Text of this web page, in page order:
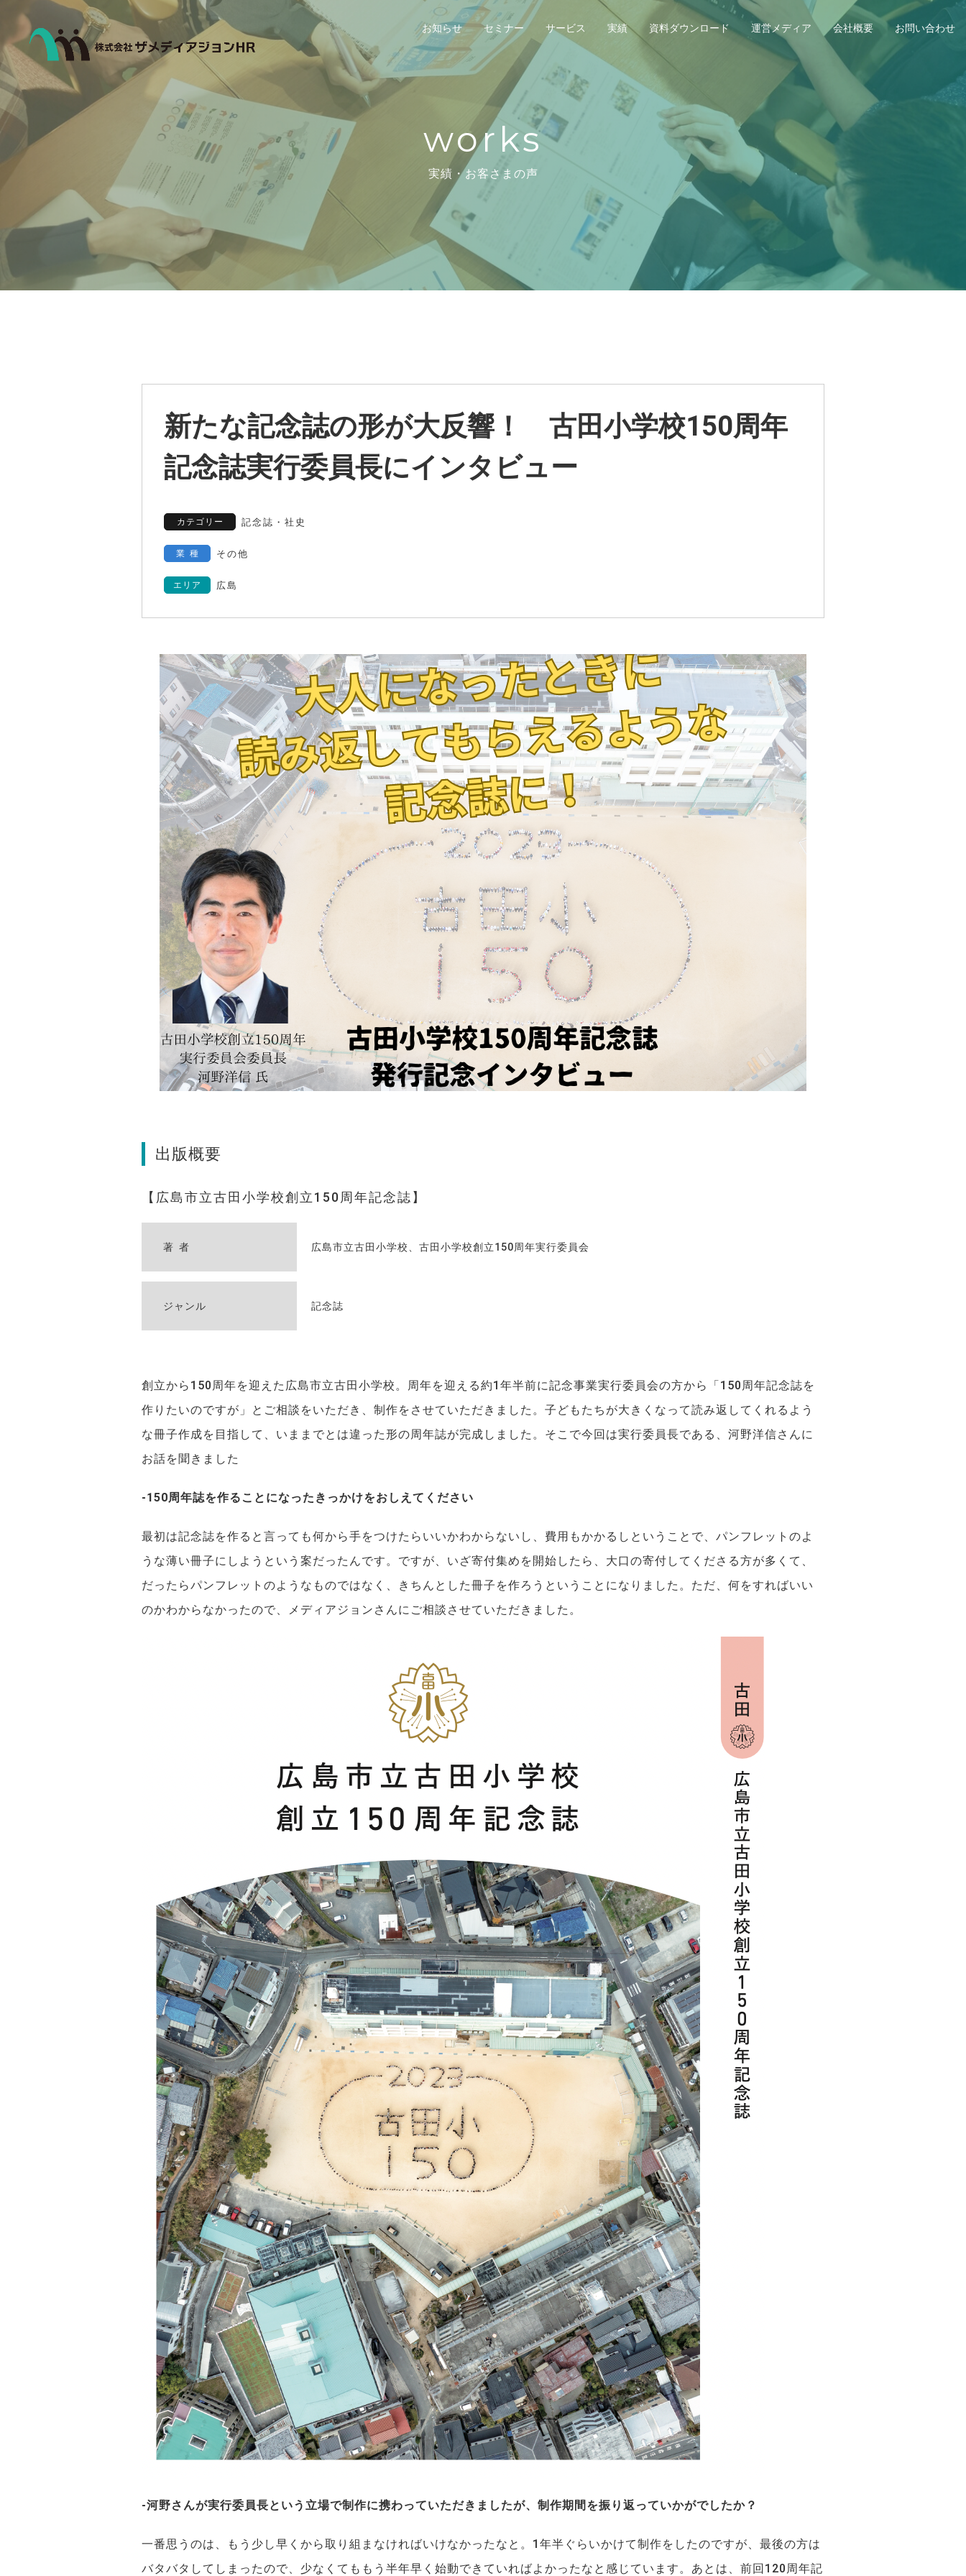
お知らせ セミナー サービス 実績 資料ダウンロード 運営メディア 会社概要 お問い合わせ
works
実績・お客さまの声
新たな記念誌の形が大反響！ 古田小学校150周年
記念誌実行委員長にインタビュー
カテゴリー 記念誌・社史
業種 その他
エリア 広島
出版概要
広島市立古田小学校創立150周年記念誌
著者 広島市立古田小学校、古田小学校創立150周年実行委員会
ジャンル 記念誌
創立から150周年を迎えた広島市立古田小学校。周年を迎える約1年半前に記念事業実行委員会の方から「150周年記念誌を
作りたいのですが」とご相談をいただき、制作をさせていただきました。子どもたちが大きくなって読み返してくれるよう
な冊子作成を目指して、いままでとは違った形の周年誌が完成しました。そこで今回は実行委員長である、河野洋信さんに
お話を聞きました
-150周年誌を作ることになったきっかけをおしえてください
最初は記念誌を作ると言っても何から手をつけたらいいかわからないし、費用もかかるしということで、パンフレットのよ
うな薄い冊子にしようという案だったんです。ですが、いざ寄付集めを開始したら、大口の寄付してくださる方が多くて、
だったらパンフレットのようなものではなく、きちんとした冊子を作ろうということになりました。ただ、何をすればいい
のかわからなかったので、メディアジョンさんにご相談させていただきました。
-河野さんが実行委員長という立場で制作に携わっていただきましたが、制作期間を振り返っていかがでしたか？
一番思うのは、もう少し早くから取り組まなければいけなかったなと。1年半ぐらいかけて制作をしたのですが、最後の方は
バタバタしてしまったので、少なくてももう半年早く始動できていればよかったなと感じています。あとは、前回120周年記